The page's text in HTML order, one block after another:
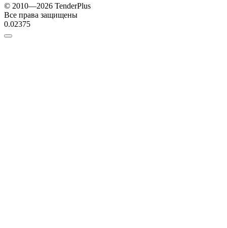
© 2010—2026 TenderPlus
Все права защищены
0.02375